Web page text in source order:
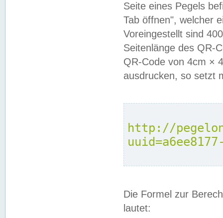
Seite eines Pegels
Tab öffnen", welcher
Voreingestellt sind
Seitenlänge des QR-
QR-Code von 4cm ×
ausdrucken, so setzt
http://
Die Formel zur
lautet: